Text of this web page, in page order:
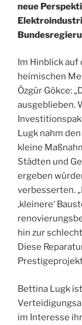
neue
Im Hinblick
heimischen
Özgür Gökce:
ausgeblieben.
Lugk nahm
kleine
Städten und
ergeben
verbesserten.
‚kleinere‘
hin zur
Diese
Bettina Lugk
im Interesse